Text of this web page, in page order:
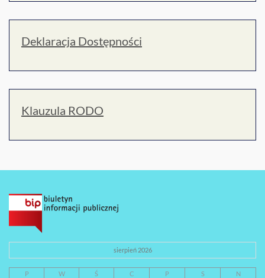
Deklaracja Dostępności
Klauzula RODO
sierpień 2026
P W Ś C P S
N